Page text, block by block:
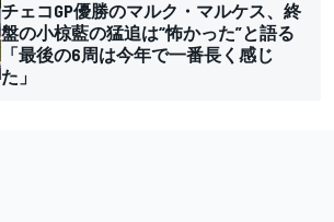
チェコGP優勝のマルク・マルケス、終
盤の小椋藍の猛追は“怖かった”と語る
「最後の6周は今年で一番長く感じ
た」